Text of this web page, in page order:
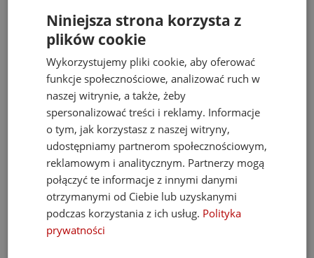
Fat Brain Toys dmuchawa do piłek Air Toobz
Niniejsza strona korzysta z
plików cookie
Wykorzystujemy pliki cookie, aby oferować
funkcje społecznościowe, analizować ruch w
naszej witrynie, a także, żeby
spersonalizować treści i reklamy. Informacje
o tym, jak korzystasz z naszej witryny,
udostępniamy partnerom społecznościowym,
reklamowym i analitycznym. Partnerzy mogą
połączyć te informacje z innymi danymi
otrzymanymi od Ciebie lub uzyskanymi
podczas korzystania z ich usług. Polityka
prywatności